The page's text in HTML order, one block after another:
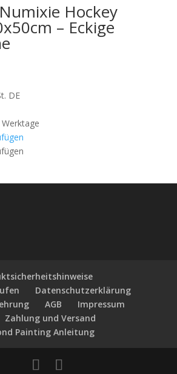
Hockey
– Eckige
DE
Datenschutzerklärung
AGB
Impressum
Zahlung und Versand
Painting Anleitung